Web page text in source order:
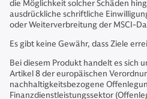
die Möglichkeit solcher Schäden
ausdrückliche schriftliche
oder Weiterverbreitung der MSCI-
Es gibt keine Gewähr, dass Ziele
Bei diesem Produkt handelt es sich
Artikel 8 der europäischen
nachhaltigkeitsbezogene
Finanzdienstleistungssektor